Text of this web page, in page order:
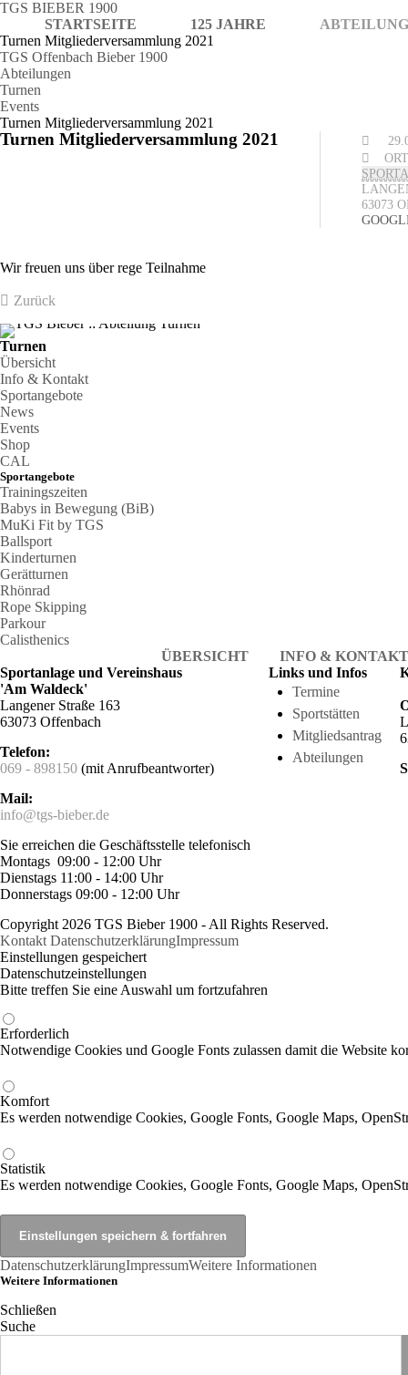
TGS BIEBER 1900
STARTSEITE
125 JAHRE
Turnen Mitgliederversammlung 2021
TGS Offenbach Bieber 1900
Abteilungen
Turnen
Events
Turnen Mitgliederversammlung 2021
Turnen Mitgliederversammlung 2021
63073
Wir freuen uns über rege Teilnahme
Zurück
Turnen
Übersicht
Info & Kontakt
Sportangebote
News
Events
Shop
CAL
Sportangebote
Trainingszeiten
Babys in Bewegung (BiB)
MuKi Fit by TGS
Ballsport
Kinderturnen
Gerätturnen
Rhönrad
Rope Skipping
Parkour
Calisthenics
ÜBERSICHT
INFO & KONTAKT
Sportanlage und Vereinshaus
'Am Waldeck'
Langener Straße 163
63073 Offenbach
Telefon:
069 - 898150 (mit Anrufbeantworter)
Mail:
info@tgs-bieber.de
Sie erreichen die Geschäftsstelle telefonisch
Montags 09:00 - 12:00 Uhr
Dienstags 11:00 - 14:00 Uhr
Donnerstags 09:00 - 12:00 Uhr
Links und Infos
Termine
Sportstätten
Mitgliedsantrag
Abteilungen
Copyright 2026 TGS Bieber 1900 - All Rights Reserved.
Kontakt DatenschutzerklärungImpressum
Einstellungen gespeichert
Datenschutzeinstellungen
Bitte treffen Sie eine Auswahl um fortzufahren
Erforderlich
Notwendige Cookies und Google Fonts zulassen damit die Website
Komfort
Es werden notwendige Cookies, Google Fonts, Google Maps,
Statistik
Es werden notwendige Cookies, Google Fonts, Google Maps,
DatenschutzerklärungImpressumWeitere Informationen
Weitere Informationen
Schließen
Suche